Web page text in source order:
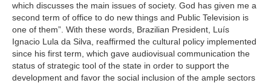
which discusses the main issues of society. God has given me a
second term of office to do new things and Public Television is
one of them”. With these words, Brazilian President, Luís
Ignacio Lula da Silva, reaffirmed the cultural policy implemented
since his first term, which gave audiovisual communication the
status of strategic tool of the state in order to support the
development and favor the social inclusion of the ample sectors